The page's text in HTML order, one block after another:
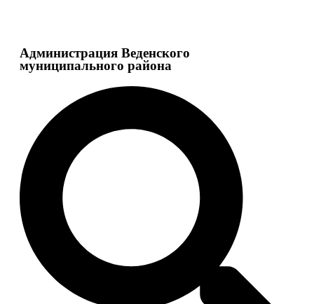
Администрация Веденского
муниципального района